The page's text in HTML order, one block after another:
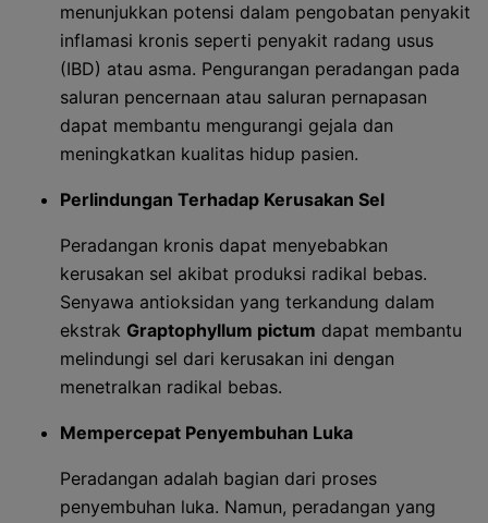
menunjukkan potensi dalam pengobatan penyakit
inflamasi kronis seperti penyakit radang usus
(IBD) atau asma. Pengurangan peradangan pada
saluran pencernaan atau saluran pernapasan
dapat membantu mengurangi gejala dan
meningkatkan kualitas hidup pasien.
Perlindungan Terhadap Kerusakan Sel
Peradangan kronis dapat menyebabkan
kerusakan sel akibat produksi radikal bebas.
Senyawa antioksidan yang terkandung dalam
ekstrak Graptophyllum pictum dapat membantu
melindungi sel dari kerusakan ini dengan
menetralkan radikal bebas.
Mempercepat Penyembuhan Luka
Peradangan adalah bagian dari proses
penyembuhan luka. Namun, peradangan yang